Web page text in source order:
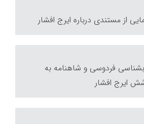
از مستندی درباره ایرج افشار
فردوسی و شاهنامه به
ایرج افشار